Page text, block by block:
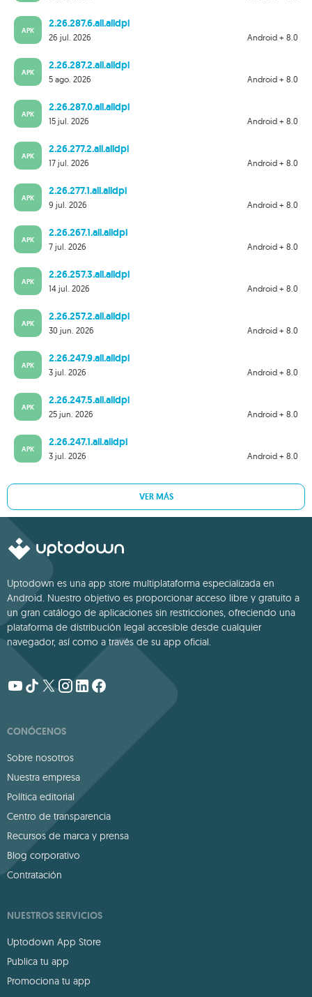
APK
2.26.287.6.all.alldpi
Android + 8.0
26 jul. 2026
APK
2.26.287.2.all.alldpi
Android + 8.0
5 ago. 2026
APK
2.26.287.0.all.alldpi
Android + 8.0
15 jul. 2026
APK
2.26.277.2.all.alldpi
Android + 8.0
17 jul. 2026
APK
2.26.277.1.all.alldpi
Android + 8.0
9 jul. 2026
APK
2.26.267.1.all.alldpi
Android + 8.0
7 jul. 2026
APK
2.26.257.3.all.alldpi
Android + 8.0
14 jul. 2026
APK
2.26.257.2.all.alldpi
Android + 8.0
30 jun. 2026
APK
2.26.247.9.all.alldpi
Android + 8.0
3 jul. 2026
APK
2.26.247.5.all.alldpi
Android + 8.0
25 jun. 2026
APK
2.26.247.1.all.alldpi
Android + 8.0
3 jul. 2026
VER MÁS
Uptodown es una app store multiplataforma especializada en
Android. Nuestro objetivo es proporcionar acceso libre y gratuito a
un gran catálogo de aplicaciones sin restricciones, ofreciendo una
plataforma de distribución legal accesible desde cualquier
navegador, así como a través de su app oficial.
CONÓCENOS
Sobre nosotros
Nuestra empresa
Política editorial
Centro de transparencia
Recursos de marca y prensa
Blog corporativo
Contratación
NUESTROS SERVICIOS
Uptodown App Store
Publica tu app
Promociona tu app